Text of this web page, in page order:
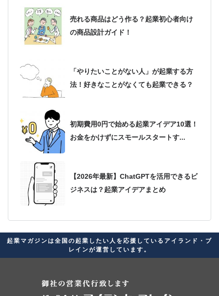
売れる商品はどう作る？起業初心者向け
の商品設計ガイド！
「やりたいことがない人」が起業する方
法！好きなことがなくても起業できる？
初期費用0円で始める起業アイデア10選！
お金をかけずにスモールスタートす...
【2026年最新】ChatGPTを活用できるビ
ジネスは？起業アイデアまとめ
ない人必見！自分に合ったビジネス...
起業家に向いている星座ランキング！経
起業マガジンは全国の起業したい人を応援しているアイランド・ブ
レインが運営しています。